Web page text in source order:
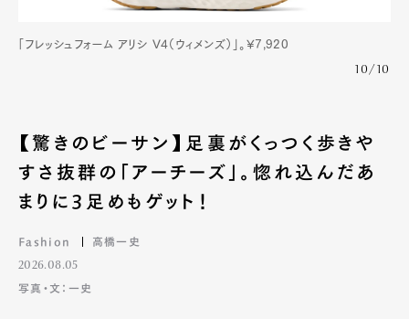
「フレッシュフォーム アリシ V4（ウィメンズ）」。¥7,920
10/10
【驚きのビーサン】足裏がくっつく歩きや
すさ抜群の「アーチーズ」。惚れ込んだあ
まりに3足めもゲット！
Fashion 高橋一史
2026.08.05
写真・文：一史